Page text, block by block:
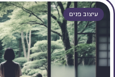
עיצוב פנים